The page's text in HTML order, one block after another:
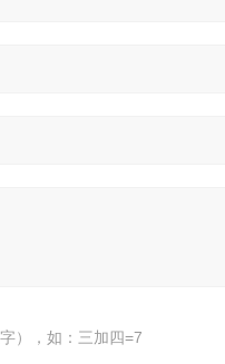
），如：三加四=7